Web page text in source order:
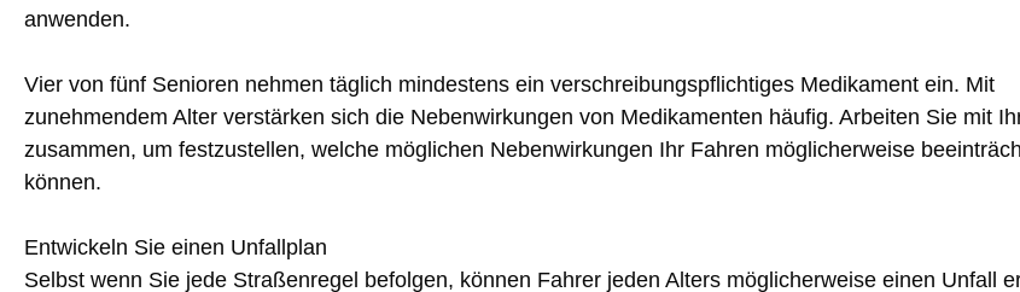
anwenden.
Vier von fünf Senioren nehmen täglich mindestens ein verschreibungspflichtiges Medikament ein. Mit
zunehmendem Alter verstärken sich die Nebenwirkungen von Medikamenten häufig. Arbeiten Sie mit
zusammen, um festzustellen, welche möglichen Nebenwirkungen Ihr Fahren möglicherweise
können.
Entwickeln Sie einen Unfallplan
Selbst wenn Sie jede Straßenregel befolgen, können Fahrer jeden Alters möglicherweise einen Unfall